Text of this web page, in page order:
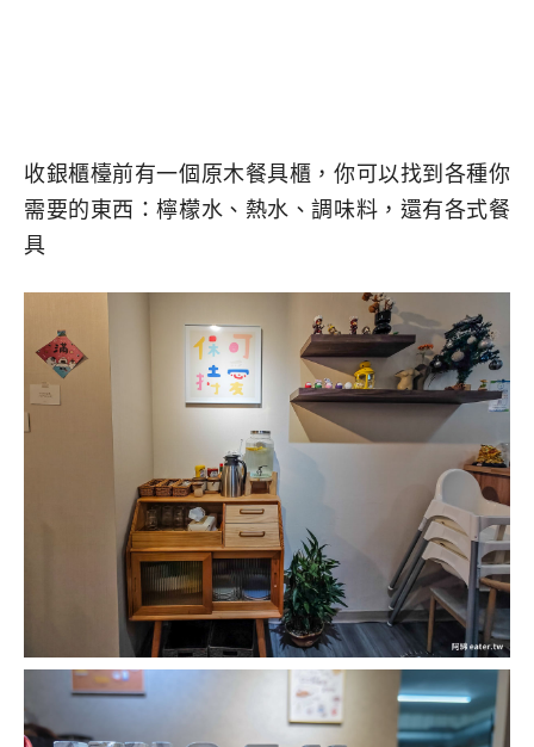
收銀櫃檯前有一個原木餐具櫃，你可以找到各種你
需要的東西：檸檬水、熱水、調味料，還有各式餐
具